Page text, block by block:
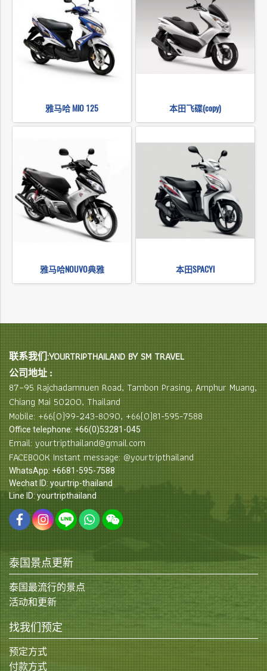
雅马哈 MIO 125 本田飞碟(copy)
雅马哈NOUVO典雅 本田SPACYI
联系我们:YOURTRIPTHAILAND BY SM TRAVEL
公司地址 :
87–95 Rajchadamnuen Road, Tambon Prasing, Amphur Muang,
Chiang Mai 50200, Thailand
Mobile: +66(0)99-243-8090, +66(0)81-595-7588
Office telephone: +66(0)53281-045
Email: yourtripthailand@gmail.com
FACEBOOK Instant message: @yourtripthailand
WhatsApp: +6681-595-7588
Wechat ID: yourtrip-thailand
Line ID: yourtripthailand
泰国景点更新
泰国最流行的景点
活动和更新
找我们预定
预定方式
付款方式